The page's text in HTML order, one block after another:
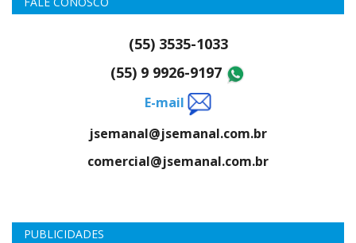
(55) 3535-1033
(55) 9 9926-9197
E-mail
jsemanal@jsemanal.com.br
comercial@jsemanal.com.br
PUBLICIDADES